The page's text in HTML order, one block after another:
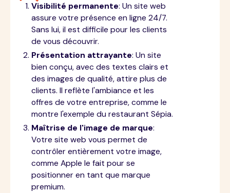
Visibilité permanente: Un site web
assure votre présence en ligne 24/7.
Sans lui, il est difficile pour les clients
de vous découvrir.
Présentation attrayante: Un site
bien conçu, avec des textes clairs et
des images de qualité, attire plus de
clients. Il reflète l'ambiance et les
offres de votre entreprise, comme le
montre l'exemple du restaurant Sépia.
Maîtrise de l'image de marque:
Votre site web vous permet de
contrôler entièrement votre image,
comme Apple le fait pour se
positionner en tant que marque
premium.